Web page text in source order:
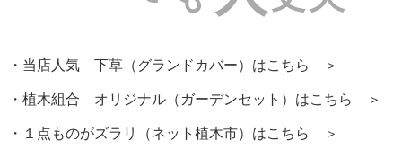
・当店人気 下草（グランドカバー）はこちら ＞
・植木組合 オリジナル（ガーデンセット）はこちら ＞
・１点ものがズラリ（ネット植木市）はこちら ＞